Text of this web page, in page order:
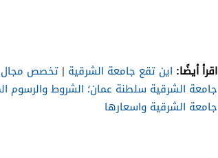
اقرأ أيضًا: اين تقع جامعة الشرقية | تخصص مجال
جامعة الشرقية سلطنة عمان؛ الشروط والرسوم
جامعة الشرقية واسعارها